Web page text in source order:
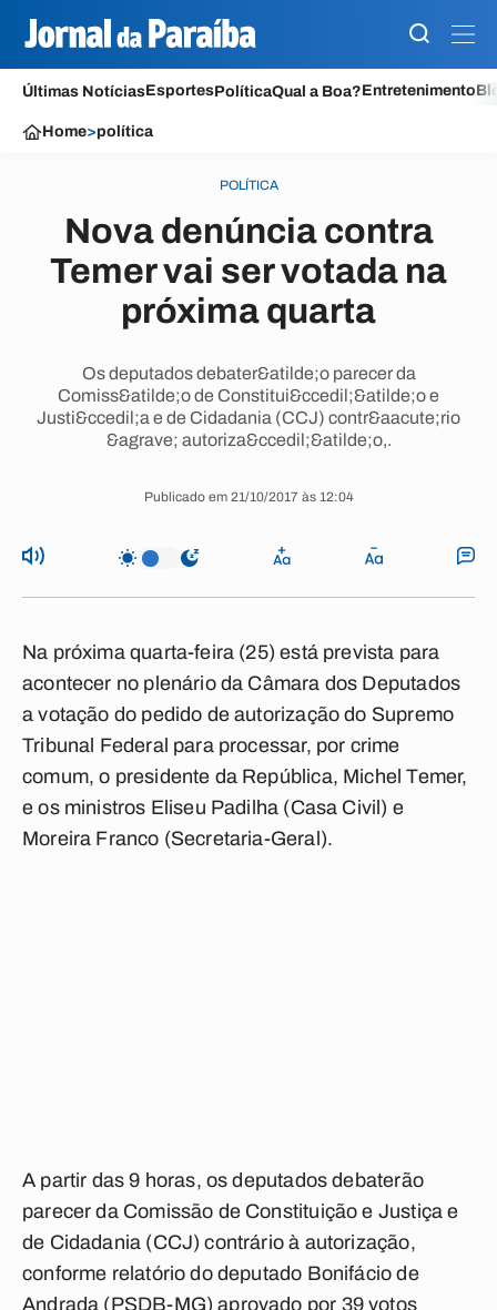
Últimas NotíciasEsportesPolíticaQual a Boa?Entretenimento
Home>política
POLÍTICA
Nova denúncia contra
Temer vai ser votada na
próxima quarta
Os deputados debater&atilde;o parecer da
Comiss&atilde;o de Constitui&ccedil;&atilde;o e
Justi&ccedil;a e de Cidadania (CCJ) contr&aacute;rio
&agrave; autoriza&ccedil;&atilde;o,.
Publicado em 21/10/2017 às 12:04
Na próxima quarta-feira (25) está prevista para
acontecer no plenário da Câmara dos Deputados
a votação do pedido de autorização do Supremo
Tribunal Federal para processar, por crime
comum, o presidente da República, Michel Temer,
e os ministros Eliseu Padilha (Casa Civil) e
Moreira Franco (Secretaria-Geral).
A partir das 9 horas, os deputados debaterão
parecer da Comissão de Constituição e Justiça e
de Cidadania (CCJ) contrário à autorização,
conforme relatório do deputado Bonifácio de
Andrada (PSDB-MG) aprovado por 39 votos